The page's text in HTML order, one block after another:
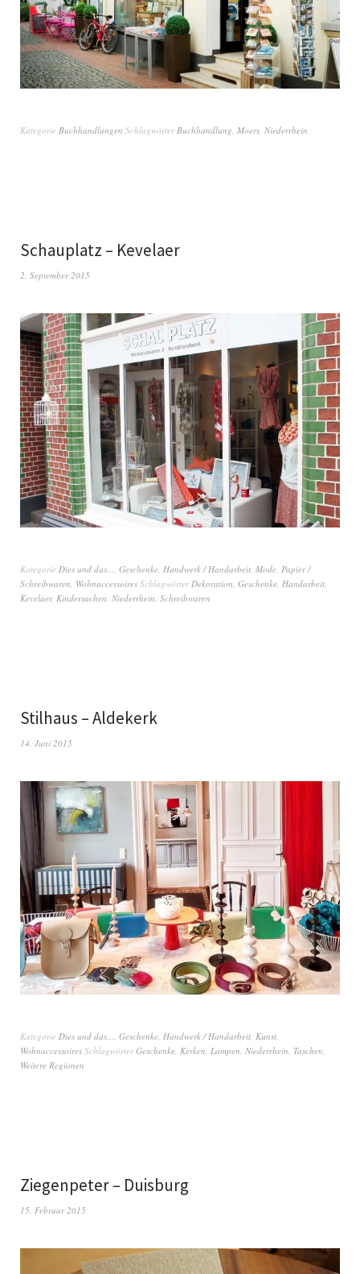
Kategorie Buchhandlungen SchlagwörterBuchhandlung, Moers, Niederrhein
Schauplatz – Kevelaer
2. September 2015
Kategorie Dies und das... Geschenke Handwerk / Handarbeit Mode Papier /
Schreibwaren Wohnaccessoires Schlagwörter Dekoration Geschenke Handarbeit
Kevelaer, Kindersachen Niederrhein Schreibwaren
Stilhaus – Aldekerk
14. Juni 2015
Kategorie Dies und das... Geschenke Handwerk / Handarbeit Kunst
Wohnaccessoires SchlagwörterGeschenke Kerken Lampen Niederrhein Taschen
Weitere Regionen
Ziegenpeter – Duisburg
15. Februar 2015